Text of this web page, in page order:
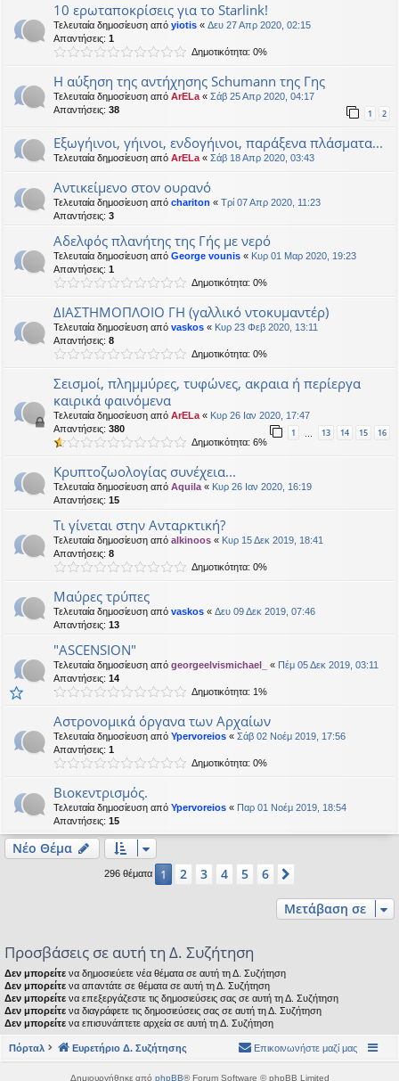
10 ερωταποκρίσεις για το Starlink!
Τελευταία δημοσίευση από yiotis « Δευ 27 Απρ 2020, 02:15
Απαντήσεις: 1
Δημοτικότητα: 0%
Η αύξηση της αντήχησης Schumann της Γης
Τελευταία δημοσίευση από ArELa « Σάβ 25 Απρ 2020, 04:17
Απαντήσεις: 38 1 2
Εξωγήινοι, γήινοι, ενδογήινοι, παράξενα πλάσματα...
Τελευταία δημοσίευση από ArELa « Σάβ 18 Απρ 2020, 03:43
Αντικείμενο στον ουρανό
Τελευταία δημοσίευση από chariton « Τρί 07 Απρ 2020, 11:23
Απαντήσεις: 3
Αδελφός πλανήτης της Γής με νερό
Τελευταία δημοσίευση από George vounis « Κυρ 01 Μαρ 2020, 19:23
Απαντήσεις: 1
Δημοτικότητα: 0%
ΔΙΑΣΤΗΜΟΠΛΟΙΟ ΓΗ (γαλλικό ντοκυμαντέρ)
Τελευταία δημοσίευση από vaskos « Κυρ 23 Φεβ 2020, 13:11
Απαντήσεις: 8
Δημοτικότητα: 0%
Σεισμοί, πλημμύρες, τυφώνες, ακραια ή περίεργα
καιρικά φαινόμενα
Τελευταία δημοσίευση από ArELa « Κυρ 26 Ιαν 2020, 17:47
Απαντήσεις: 380 1 … 13 14 15 16
Δημοτικότητα: 6%
Κρυπτοζωολογίας συνέχεια...
Τελευταία δημοσίευση από Aquila « Κυρ 26 Ιαν 2020, 16:19
Απαντήσεις: 15
Τι γίνεται στην Ανταρκτική?
Τελευταία δημοσίευση από alkinoos « Κυρ 15 Δεκ 2019, 18:41
Απαντήσεις: 8
Δημοτικότητα: 0%
Μαύρες τρύπες
Τελευταία δημοσίευση από vaskos « Δευ 09 Δεκ 2019, 07:46
Απαντήσεις: 13
"ASCENSION"
Τελευταία δημοσίευση από georgeelvismichael_ « Πέμ 05 Δεκ 2019, 03:11
Απαντήσεις: 14
Δημοτικότητα: 1%
Αστρονομικά όργανα των Αρχαίων
Τελευταία δημοσίευση από Ypervoreios « Σάβ 02 Νοέμ 2019, 17:56
Απαντήσεις: 1
Δημοτικότητα: 0%
Βιοκεντρισμός.
Τελευταία δημοσίευση από Ypervoreios « Παρ 01 Νοέμ 2019, 18:54
Απαντήσεις: 15
Νέο Θέμα
296 θέματα 1 2 3 4 5 6
Μετάβαση σε
Προσβάσεις σε αυτή τη Δ. Συζήτηση
Δεν μπορείτε να δημοσιεύετε νέα θέματα σε αυτή τη Δ. Συζήτηση
Δεν μπορείτε να απαντάτε σε θέματα σε αυτή τη Δ. Συζήτηση
Δεν μπορείτε να επεξεργάζεστε τις δημοσιεύσεις σας σε αυτή τη Δ. Συζήτηση
Δεν μπορείτε να διαγράφετε τις δημοσιεύσεις σας σε αυτή τη Δ. Συζήτηση
Δεν μπορείτε να επισυνάπτετε αρχεία σε αυτή τη Δ. Συζήτηση
Πόρταλ Ευρετήριο Δ. Συζήτησης Επικοινωνήστε μαζί μας
Δημιουργήθηκε από phpBB® Forum Software © phpBB Limited